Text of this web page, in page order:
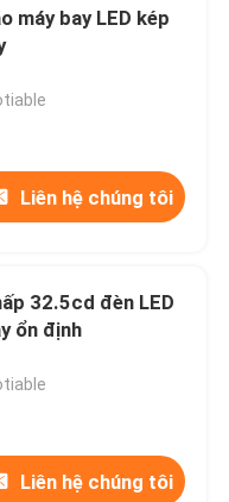
máy bay LED kép
Liên hệ chúng tôi
32.5cd đèn LED
ổn định
Liên hệ chúng tôi